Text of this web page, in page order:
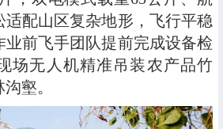
适配山区复杂地形，飞行平稳
业前飞手团队提前完成设备检
场无人机精准吊装农产品竹
壑。